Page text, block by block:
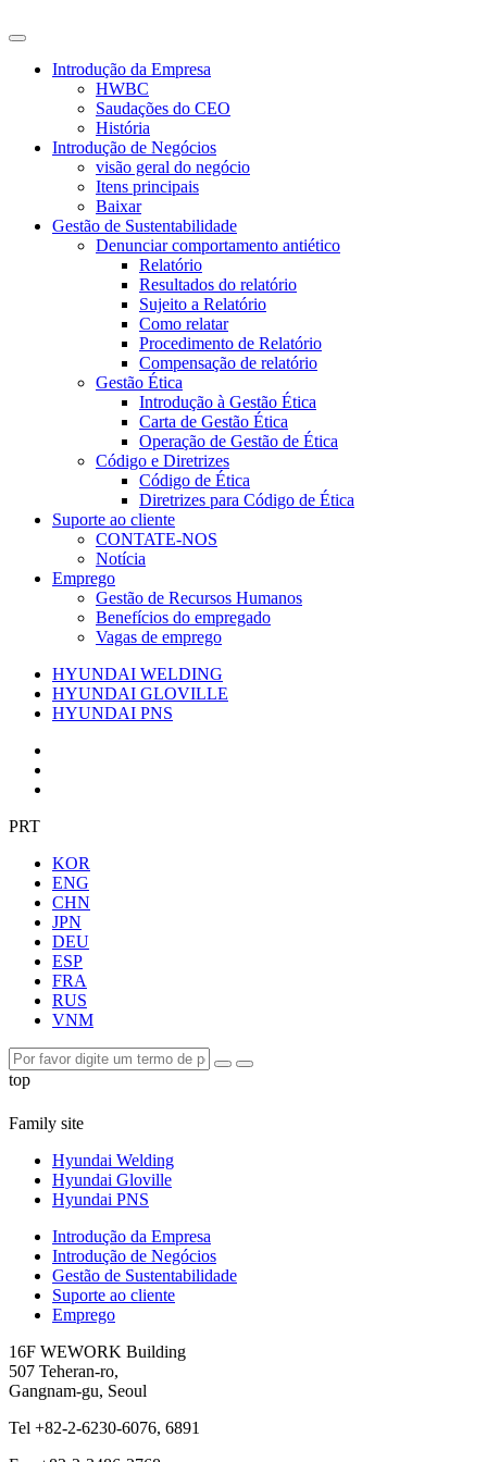
Introdução da Empresa
HWBC
Saudações do CEO
História
Introdução de Negócios
visão geral do negócio
Itens principais
Baixar
Gestão de Sustentabilidade
Denunciar comportamento antiético
Relatório
Resultados do relatório
Sujeito a Relatório
Como relatar
Procedimento de Relatório
Compensação de relatório
Gestão Ética
Introdução à Gestão Ética
Carta de Gestão Ética
Operação de Gestão de Ética
Código e Diretrizes
Código de Ética
Diretrizes para Código de Ética
Suporte ao cliente
CONTATE-NOS
Notícia
Emprego
Gestão de Recursos Humanos
Benefícios do empregado
Vagas de emprego
HYUNDAI WELDING
HYUNDAI GLOVILLE
HYUNDAI PNS
PRT
KOR
ENG
CHN
JPN
DEU
ESP
FRA
RUS
VNM
top
Family site
Hyundai Welding
Hyundai Gloville
Hyundai PNS
Introdução da Empresa
Introdução de Negócios
Gestão de Sustentabilidade
Suporte ao cliente
Emprego
16F WEWORK Building
507 Teheran-ro,
Gangnam-gu, Seoul
Tel +82-2-6230-6076, 6891